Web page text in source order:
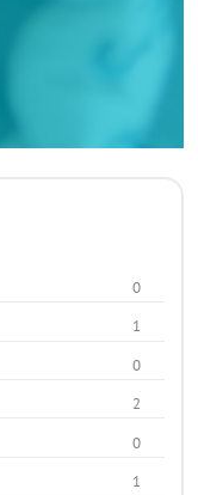
0
1
0
2
0
1